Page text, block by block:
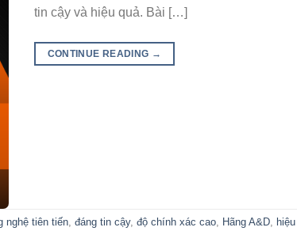
tin cậy và hiệu quả. Bài […]
CONTINUE READING →
nghệ tiên tiến, đáng tin cậy, độ chính xác cao, Hãng A&D, hiệu